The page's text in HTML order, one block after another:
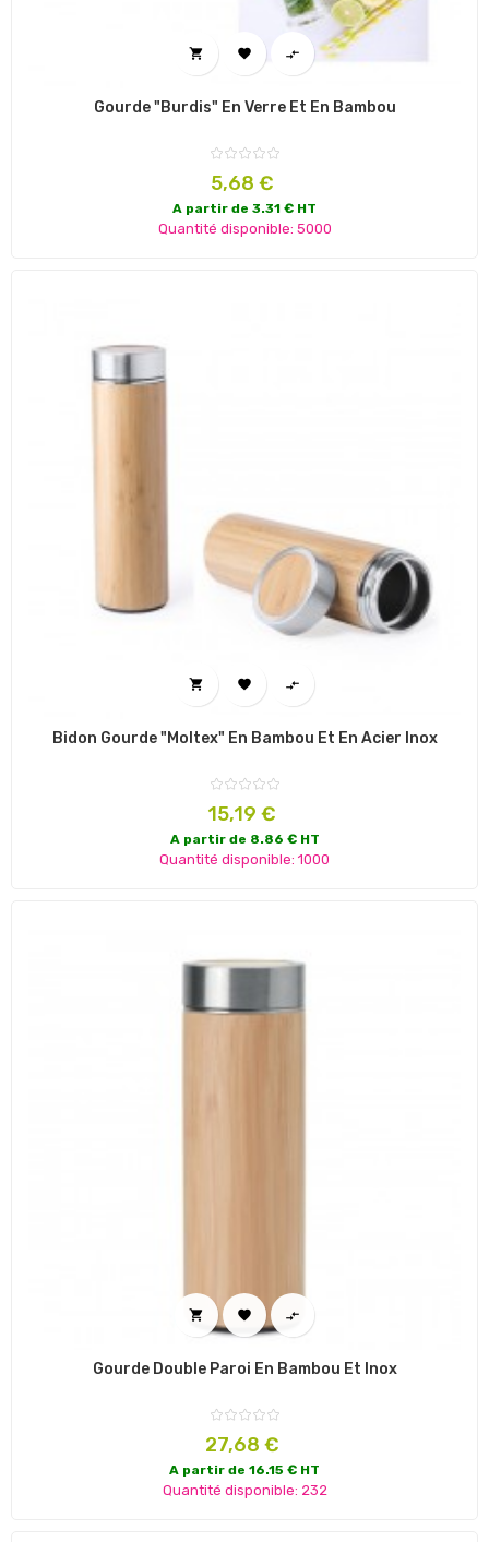
  
Gourde "Burdis" En Verre Et En Bambou
Prix
5,68 €
A partir de 3.31 € HT
Quantité disponible: 5000
  
Bidon Gourde "Moltex" En Bambou Et En Acier Inox
Prix
15,19 €
A partir de 8.86 € HT
Quantité disponible: 1000
  
Gourde Double Paroi En Bambou Et Inox
Prix
27,68 €
A partir de 16.15 € HT
Quantité disponible: 232